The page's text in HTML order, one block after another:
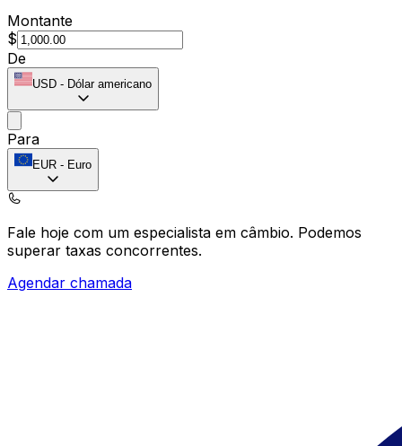
Montante
$
De
USD - Dólar americano
Para
EUR - Euro
Fale hoje com um especialista em câmbio. Podemos
superar taxas concorrentes.
Agendar chamada